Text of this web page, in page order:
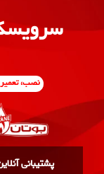
نصب،
پشتیبانی